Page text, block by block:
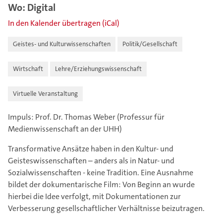
Wo: Digital
In den Kalender übertragen (iCal)
Geistes- und Kulturwissenschaften Politik/Gesellschaft
Wirtschaft Lehre/Erziehungswissenschaft
Virtuelle Veranstaltung
Impuls: Prof. Dr. Thomas Weber (Professur für
Medienwissenschaft an der UHH)
Transformative Ansätze haben in den Kultur- und
Geisteswissenschaften – anders als in Natur- und
Sozialwissenschaften - keine Tradition. Eine Ausnahme
bildet der dokumentarische Film: Von Beginn an wurde
hierbei die Idee verfolgt, mit Dokumentationen zur
Verbesserung gesellschaftlicher Verhältnisse beizutragen.